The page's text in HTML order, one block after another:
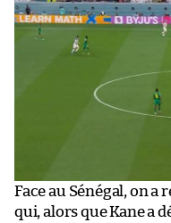
Face au Sénégal, on
qui, alors que Kane a